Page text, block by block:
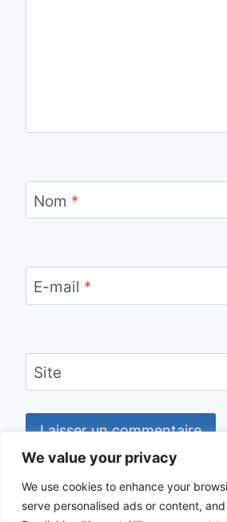
We value your privacy
We use cookies to enhance your
serve personalised ads or content,
Nom *
E-mail *
Site